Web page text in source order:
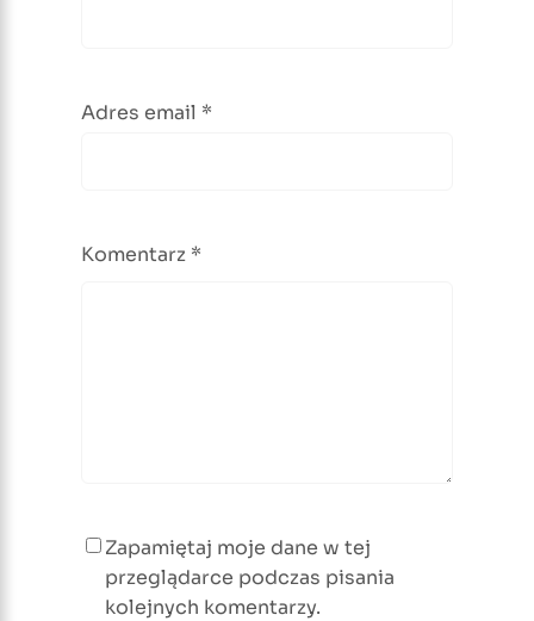
Adres email *
Komentarz *
Zapamiętaj moje dane w tej
przeglądarce podczas pisania
kolejnych komentarzy.